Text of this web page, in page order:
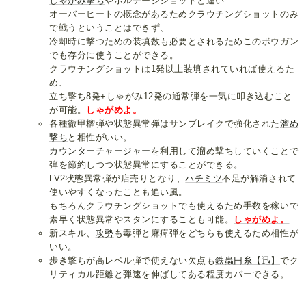
オーバーヒートの概念があるためクラウチングショットのみ
で戦うということはできず、
冷却時に撃つための装填数も必要とされるためこのボウガン
でも存分に使うことができる。
クラウチングショットは1発以上装填されていれば使えるた
め、
立ち撃ち8発+しゃがみ12発の通常弾を一気に叩き込むこと
が可能。
しゃがめよ。
各種徹甲榴弾や状態異常弾はサンブレイクで強化された溜め
撃ち と相性がいい。
カウンターチャージャー を利用して溜め撃ちしていくことで
弾を節約しつつ状態異常にすることができる。
LV2状態異常弾が店売りとなり、ハチミツ不足が解消されて
使いやすくなったことも追い風。
もちろんクラウチングショットでも使えるため手数を稼いで
素早く状態異常やスタンにすることも可能。
しゃがめよ。
新スキル、 攻勢 も毒弾と麻痺弾をどちらも使えるため相性が
いい。
歩き撃ちが高レベル弾で使えない欠点も鉄蟲円糸【迅】 でク
リティカル距離と弾速を伸ばしてある程度カバーできる。